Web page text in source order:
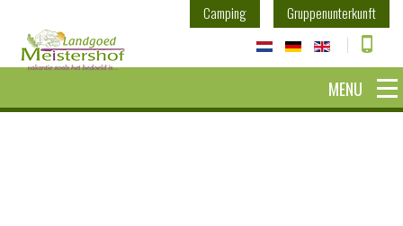
Camping Gruppenunterkunft
MENU